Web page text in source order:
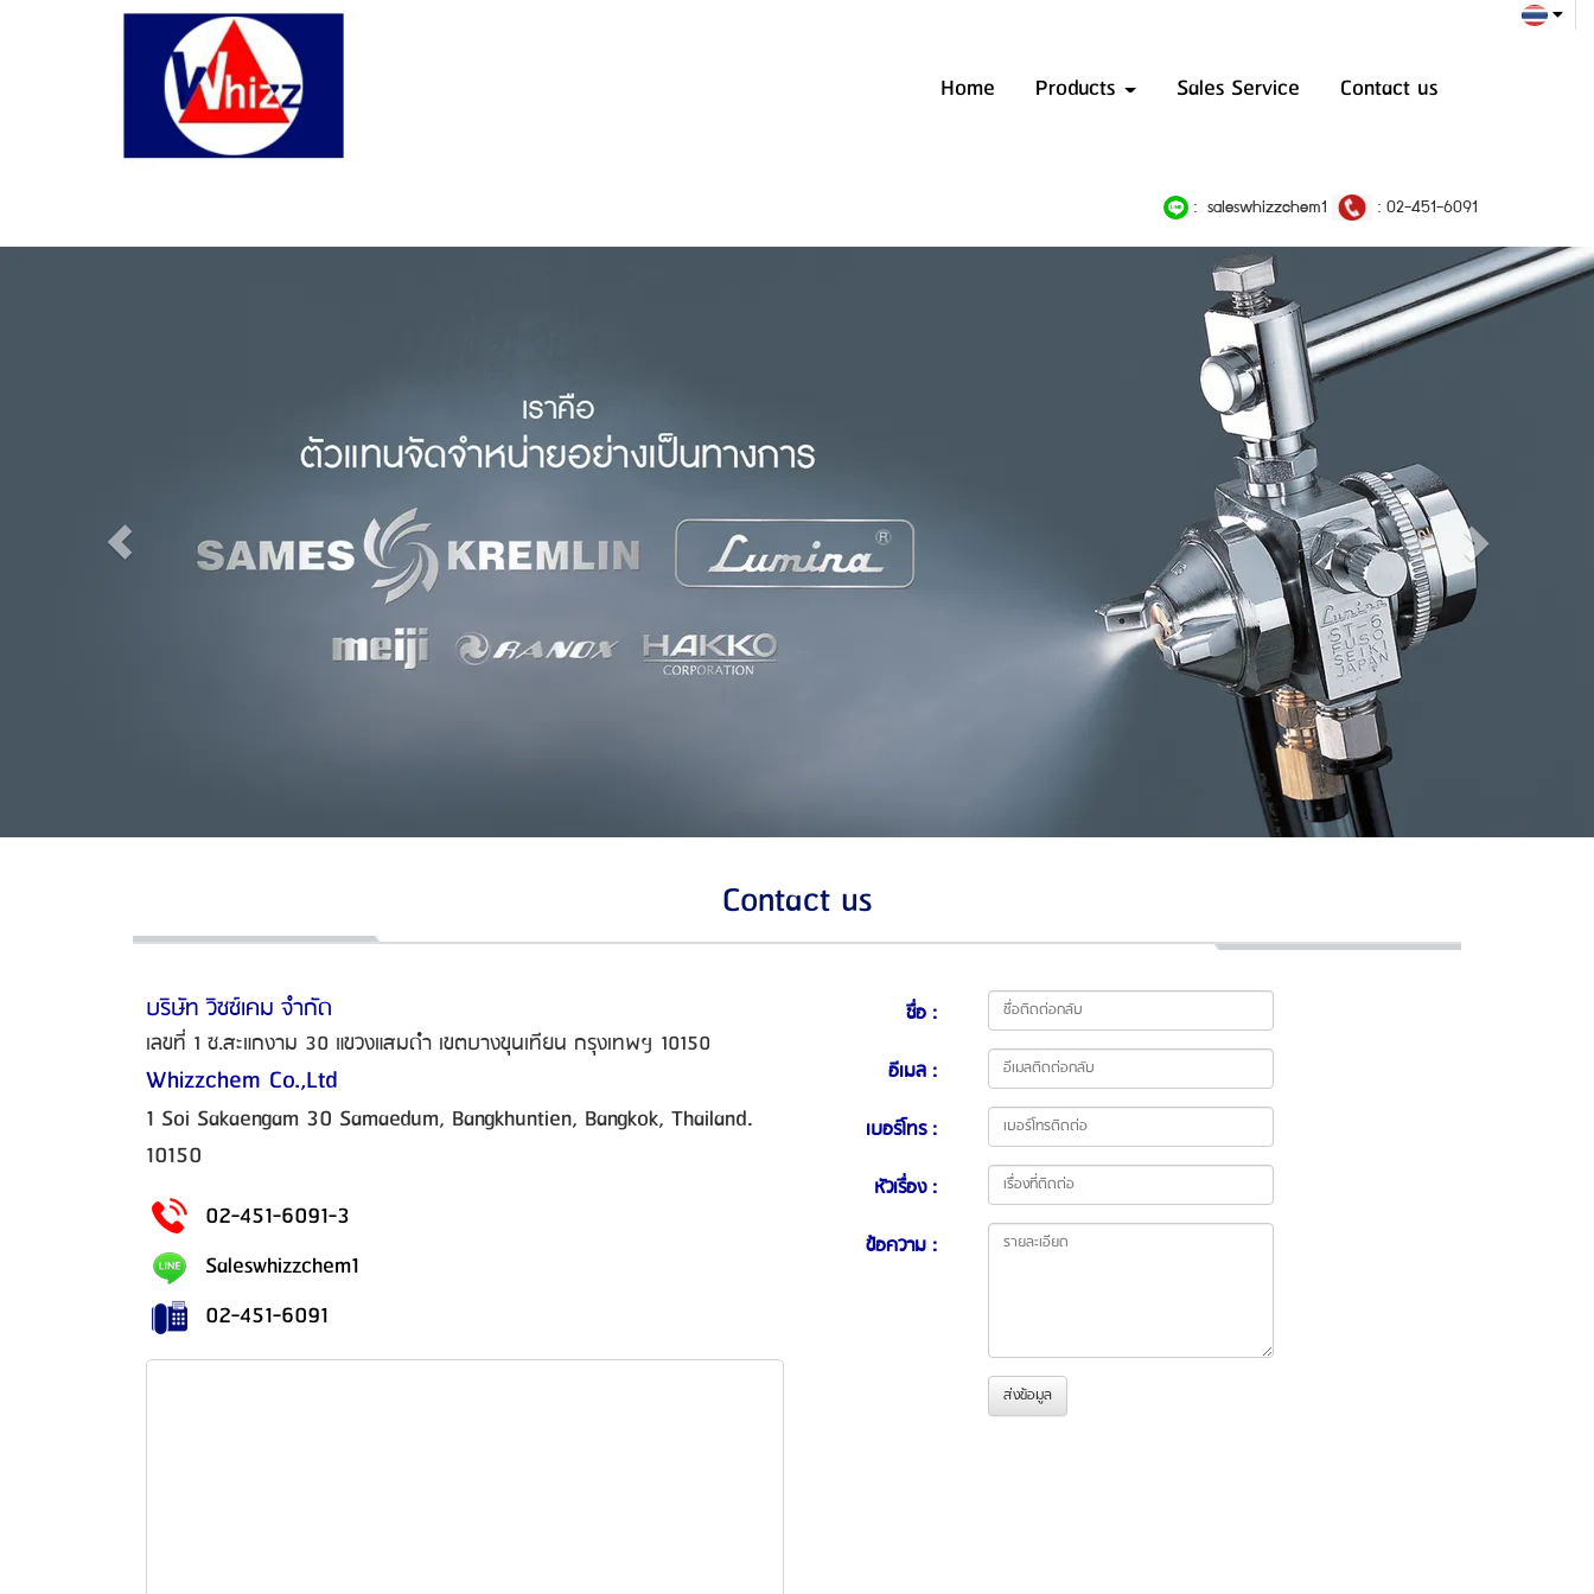
Home Products Sales Service Contact us
:saleswhizzchem1 : 02-451-6091
Contact us
บริษัท วิซซ์เคม จำกัด
เลขที่ 1 ซ.สะแกงาม 30 แขวงแสมดำ เขตบางขุนเทียน กรุงเทพฯ 10150
Whizzchem Co.,Ltd
1 Soi Sakaengam 30 Samaedum, Bangkhuntien, Bangkok, Thailand.
10150
02-451-6091-3
Saleswhizzchem1
02-451-6091
ชื่อ :
อีเมล :
เบอร์โทร :
หัวเรื่อง :
ข้อความ :
ส่งข้อมูล